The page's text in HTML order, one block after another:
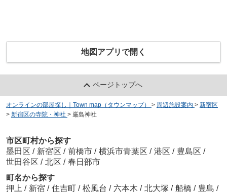
地図アプリで開く
ページトップへ
オンラインの部屋探し｜Town map（タウンマップ） > 周辺施設案内 > 新宿区
> 新宿区の寺院・神社 > 厳島神社
市区町村から探す
墨田区 / 新宿区 / 前橋市 / 横浜市青葉区 / 港区 / 豊島区 /
世田谷区 / 北区 / 春日部市
町名から探す
押上 / 新宿 / 住吉町 / 松風台 / 六本木 / 北大塚 / 船橋 / 豊島 /